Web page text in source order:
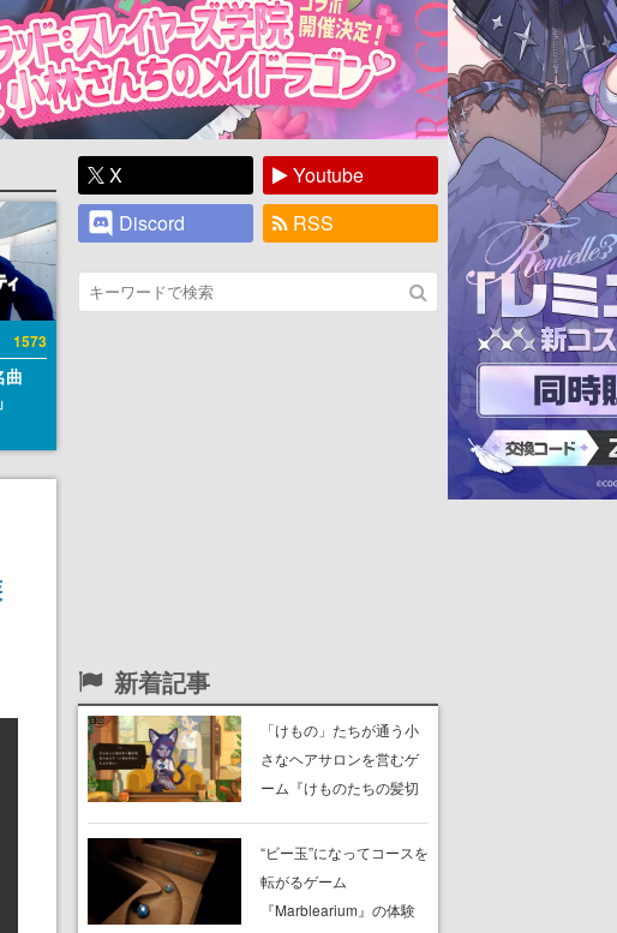
1573
曲
式日
き
ぶ
念
X
Youtube
Discord
RSS
新着記事
「けもの」たちが通う小
さなヘアサロンを営むゲ
ーム『けものたちの髪切
始。悩みを持ったお客様
と会話を交わし“本当に望
んでる髪型”を見つけ出す
“ビー玉”になってコースを
転がるゲーム
『Marblearium』の体験